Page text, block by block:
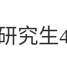
究生